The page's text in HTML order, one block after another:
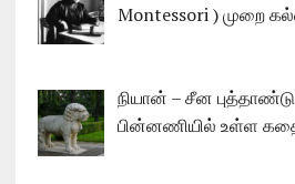
Montessori ) முறை
நியான் – சீன
பின்னணியில் உள்ள